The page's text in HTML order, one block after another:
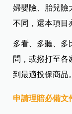
婦嬰險、胎兒險
不同，還本項目
多看、多聽、多
問，或撥打至各
到最適投保商品。
申請理賠必備文